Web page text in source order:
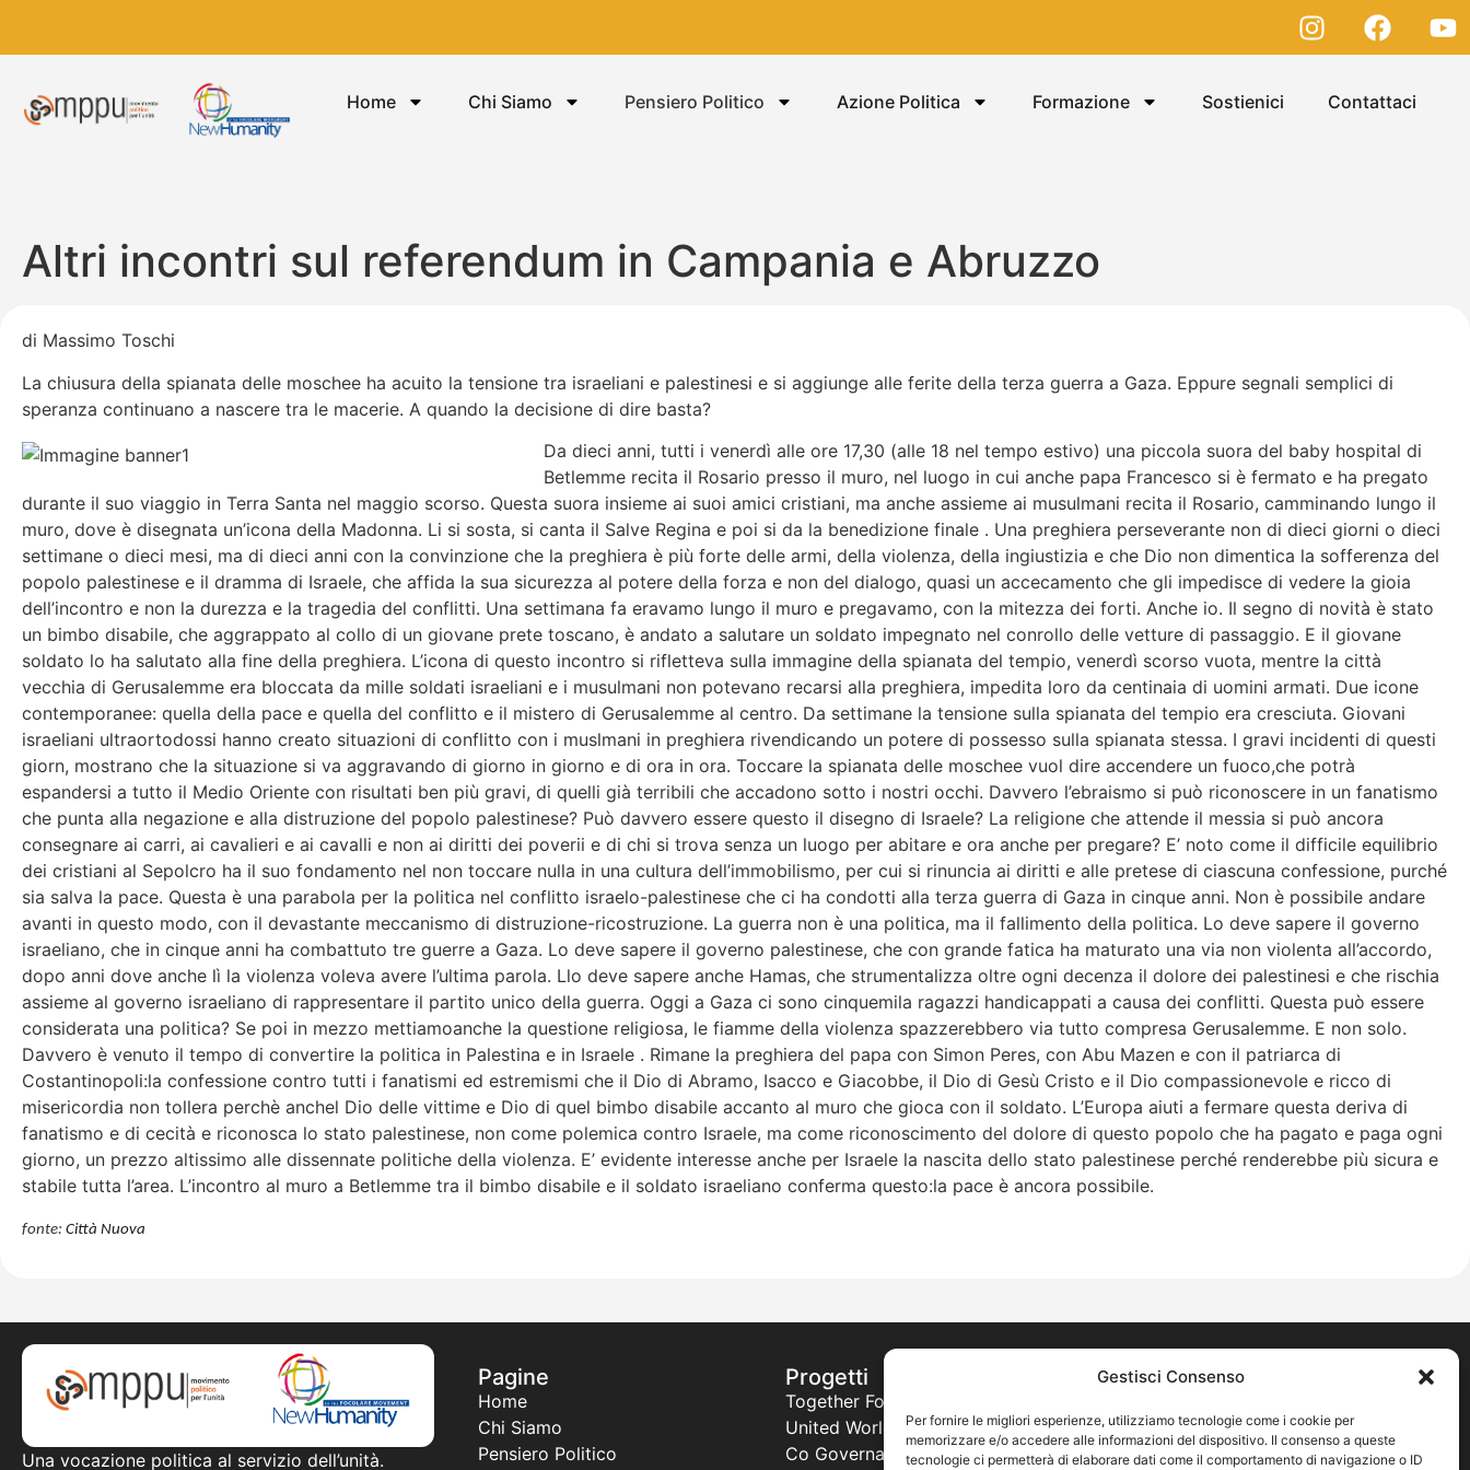
Gestisci Consenso
Per fornire le migliori esperienze, utilizziamo tecnologie come i cookie per
memorizzare e/o accedere alle informazioni del dispositivo. Il consenso a queste
tecnologie ci permetterà di elaborare dati come il comportamento di navigazione o ID
Home Chi Siamo Pensiero Politico Azione Politica Formazione Sostienici Contattaci
Altri incontri sul referendum in Campania e Abruzzo
di Massimo Toschi
La chiusura della spianata delle moschee ha acuito la tensione tra israeliani e palestinesi e si aggiunge alle ferite della terza guerra a Gaza. Eppure segnali semplici di
speranza continuano a nascere tra le macerie. A quando la decisione di dire basta?
Da dieci anni, tutti i venerdì alle ore 17,30 (alle 18 nel tempo estivo) una piccola suora del baby hospital di
Betlemme recita il Rosario presso il muro, nel luogo in cui anche papa Francesco si è fermato e ha pregato
durante il suo viaggio in Terra Santa nel maggio scorso. Questa suora insieme ai suoi amici cristiani, ma anche assieme ai musulmani recita il Rosario, camminando lungo il
muro, dove è disegnata un’icona della Madonna. Li si sosta, si canta il Salve Regina e poi si da la benedizione finale . Una preghiera perseverante non di dieci giorni o dieci
settimane o dieci mesi, ma di dieci anni con la convinzione che la preghiera è più forte delle armi, della violenza, della ingiustizia e che Dio non dimentica la sofferenza del
popolo palestinese e il dramma di Israele, che affida la sua sicurezza al potere della forza e non del dialogo, quasi un accecamento che gli impedisce di vedere la gioia
dell’incontro e non la durezza e la tragedia del conflitti. Una settimana fa eravamo lungo il muro e pregavamo, con la mitezza dei forti. Anche io. Il segno di novità è stato
un bimbo disabile, che aggrappato al collo di un giovane prete toscano, è andato a salutare un soldato impegnato nel conrollo delle vetture di passaggio. E il giovane
soldato lo ha salutato alla fine della preghiera. L’icona di questo incontro si rifletteva sulla immagine della spianata del tempio, venerdì scorso vuota, mentre la città
vecchia di Gerusalemme era bloccata da mille soldati israeliani e i musulmani non potevano recarsi alla preghiera, impedita loro da centinaia di uomini armati. Due icone
contemporanee: quella della pace e quella del conflitto e il mistero di Gerusalemme al centro. Da settimane la tensione sulla spianata del tempio era cresciuta. Giovani
israeliani ultraortodossi hanno creato situazioni di conflitto con i muslmani in preghiera rivendicando un potere di possesso sulla spianata stessa. I gravi incidenti di questi
giorn, mostrano che la situazione si va aggravando di giorno in giorno e di ora in ora. Toccare la spianata delle moschee vuol dire accendere un fuoco,che potrà
espandersi a tutto il Medio Oriente con risultati ben più gravi, di quelli già terribili che accadono sotto i nostri occhi. Davvero l’ebraismo si può riconoscere in un fanatismo
che punta alla negazione e alla distruzione del popolo palestinese? Può davvero essere questo il disegno di Israele? La religione che attende il messia si può ancora
consegnare ai carri, ai cavalieri e ai cavalli e non ai diritti dei poverii e di chi si trova senza un luogo per abitare e ora anche per pregare? E’ noto come il difficile equilibrio
dei cristiani al Sepolcro ha il suo fondamento nel non toccare nulla in una cultura dell’immobilismo, per cui si rinuncia ai diritti e alle pretese di ciascuna confessione, purché
sia salva la pace. Questa è una parabola per la politica nel conflitto israelo-palestinese che ci ha condotti alla terza guerra di Gaza in cinque anni. Non è possibile andare
avanti in questo modo, con il devastante meccanismo di distruzione-ricostruzione. La guerra non è una politica, ma il fallimento della politica. Lo deve sapere il governo
israeliano, che in cinque anni ha combattuto tre guerre a Gaza. Lo deve sapere il governo palestinese, che con grande fatica ha maturato una via non violenta all’accordo,
dopo anni dove anche lì la violenza voleva avere l’ultima parola. Llo deve sapere anche Hamas, che strumentalizza oltre ogni decenza il dolore dei palestinesi e che rischia
assieme al governo israeliano di rappresentare il partito unico della guerra. Oggi a Gaza ci sono cinquemila ragazzi handicappati a causa dei conflitti. Questa può essere
considerata una politica? Se poi in mezzo mettiamoanche la questione religiosa, le fiamme della violenza spazzerebbero via tutto compresa Gerusalemme. E non solo.
Davvero è venuto il tempo di convertire la politica in Palestina e in Israele . Rimane la preghiera del papa con Simon Peres, con Abu Mazen e con il patriarca di
Costantinopoli:la confessione contro tutti i fanatismi ed estremismi che il Dio di Abramo, Isacco e Giacobbe, il Dio di Gesù Cristo e il Dio compassionevole e ricco di
misericordia non tollera perchè anchel Dio delle vittime e Dio di quel bimbo disabile accanto al muro che gioca con il soldato. L’Europa aiuti a fermare questa deriva di
fanatismo e di cecità e riconosca lo stato palestinese, non come polemica contro Israele, ma come riconoscimento del dolore di questo popolo che ha pagato e paga ogni
giorno, un prezzo altissimo alle dissennate politiche della violenza. E’ evidente interesse anche per Israele la nascita dello stato palestinese perché renderebbe più sicura e
stabile tutta l’area. L’incontro al muro a Betlemme tra il bimbo disabile e il soldato israeliano conferma questo:la pace è ancora possibile.
fonte: Città Nuova
Una vocazione politica al servizio dell’unità.
Pagine
Home
Chi Siamo
Pensiero Politico
Progetti
Together For a New Africa
United World Project
Co Governance
Pagine legali
Privacy Policy
Note legali